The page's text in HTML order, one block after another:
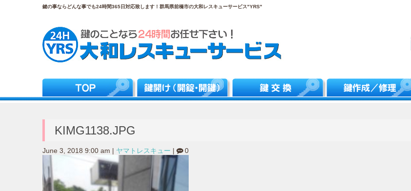
鍵の事ならどんな事でも24時間365日対応致します！群馬県前橋市の大和レスキューサービス"YRS"
KIMG1138.JPG
June 3, 2018 9:00 am ヤマトレスキュー 0